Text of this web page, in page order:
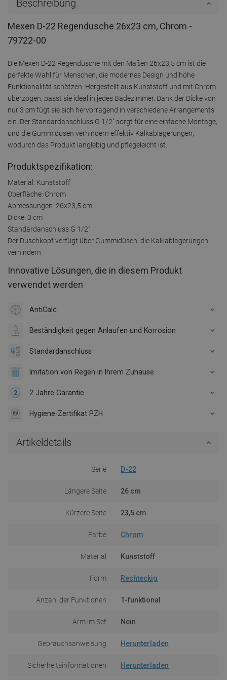
Beschreibung
Mexen D-22 Regendusche 26x23 cm, Chrom -
79722-00
Die Mexen D-22 Regendusche mit den Maßen 26x23,5 cm ist die
perfekte Wahl für Menschen, die modernes Design und hohe
Funktionalität schätzen. Hergestellt aus Kunststoff und mit Chrom
überzogen, passt sie ideal in jedes Badezimmer. Dank der Dicke von
nur 3 cm fügt sie sich hervorragend in verschiedene Arrangements
ein. Der Standardanschluss G 1/2" sorgt für eine einfache Montage,
und die Gummidüsen verhindern effektiv Kalkablagerungen,
wodurch das Produkt langlebig und pflegeleicht ist.
Produktspezifikation:
Material: Kunststoff
Oberfläche: Chrom
Abmessungen: 26x23,5 cm
Dicke: 3 cm
Standardanschluss G 1/2"
Der Duschkopf verfügt über Gummidüsen, die Kalkablagerungen
verhindern
Innovative Lösungen, die in diesem Produkt
verwendet werden
AntiCalc
Beständigkeit gegen Anlaufen und Korrosion
Standardanschluss
Imitation von Regen in Ihrem Zuhause
2 Jahre Garantie
Hygiene-Zertifikat PZH
Artikeldetails
Serie D-22
Längere Seite 26 cm
Kürzere Seite 23,5 cm
Farbe Chrom
Material Kunststoff
Form Rechteckig
Anzahl der Funktionen 1-funktional
Arm im Set Nein
Gebrauchsanweisung Herunterladen
Sicherheitsinformationen Herunterladen